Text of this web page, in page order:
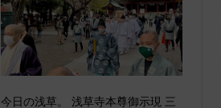
今日の浅草。 浅草寺本尊御示現 三